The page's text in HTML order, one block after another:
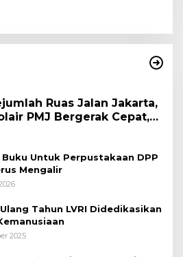
Ruas Jalan Jakarta,
PMJ Bergerak Cepat,
Personel Secara
Buku Untuk Perpustakaan DPP
Mengalir
Tahun LVRI Didedikasikan
2025